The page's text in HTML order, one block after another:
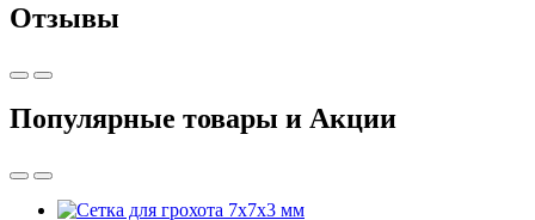
Отзывы
Популярные товары и Акции